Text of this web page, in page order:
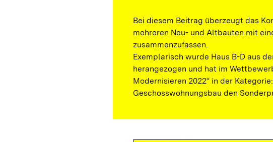
Bei diesem Beitrag überzeugt das
mehreren Neu- und Altbauten mit
zusammenzufassen.
Exemplarisch wurde Haus B-D aus
herangezogen und hat im
Modernisieren 2022“ in der
Geschosswohnungsbau den